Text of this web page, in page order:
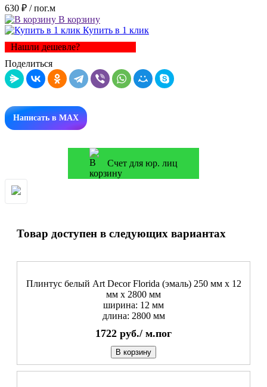
630 ₽ / пог.м
В корзину
Купить в 1 клик
Нашли дешевле?
Поделиться
Написать в MAX
Счет для юр. лиц
Товар доступен в следующих вариантах
Плинтус белый Art Decor Florida (эмаль) 250 мм х 12
мм х 2800 мм
ширина: 12 мм
длина: 2800 мм
1722 руб./ м.пог
В корзину